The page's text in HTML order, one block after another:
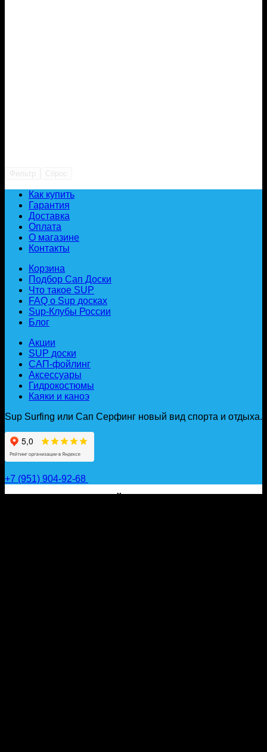
Как купить
Гарантия
Доставка
Оплата
О магазине
Контакты
Корзина
Подбор Сап Доски
Что такое SUP
FAQ о Sup досках
Sup-Клубы России
Блог
Акции
SUP доски
САП-фойлинг
Аксессуары
Гидрокостюмы
Каяки и каноэ
Sup Surfing или Сап Серфинг новый вид спорта и отдыха.
+7 (951) 904-92-68